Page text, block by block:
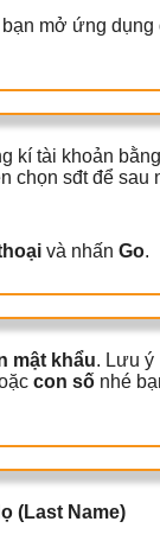
bạn mở ứng
kí tài khoản
chọn sđt để sau
và nhấn Go.
mật khẩu. Lưu ý
con số nhé
(Last Name)